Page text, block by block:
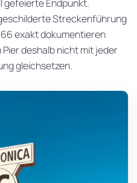
gefeierte Endpunkt.
Streckenführung
exakt dokumentieren
deshalb nicht mit jeder
gleichsetzen.